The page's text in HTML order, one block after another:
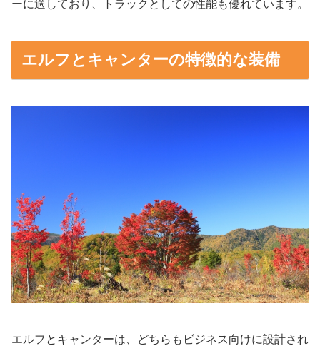
ーに適しており、トラックとしての性能も優れています。
エルフとキャンターの特徴的な装備
エルフとキャンターは、どちらもビジネス向けに設計され